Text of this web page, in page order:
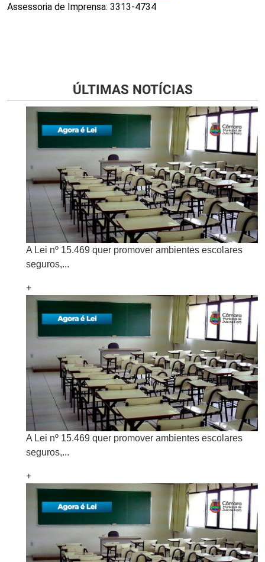
Assessoria de Imprensa: 3313-4734
ÚLTIMAS NOTÍCIAS
A Lei nº 15.469 quer promover ambientes escolares
seguros,...
+
A Lei nº 15.469 quer promover ambientes escolares
seguros,...
+